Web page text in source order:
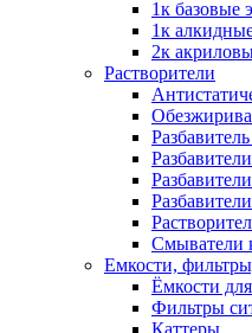
1к базовые
1к
2к
Растворители
Смыватели
Емкости,
Ёмкости
Фильтры
Каттеры